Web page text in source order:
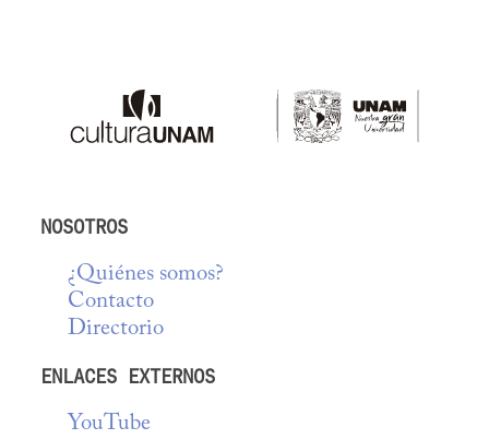
NOSOTROS
¿Quiénes somos?
Contacto
Directorio
ENLACES EXTERNOS
YouTube